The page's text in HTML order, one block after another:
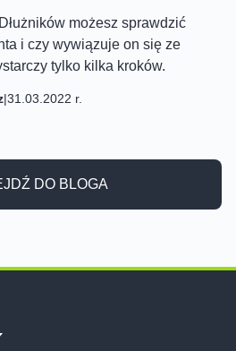
możesz sprawdzić
i czy wywiązuje on się ze
tylko kilka kroków.
|31.03.2022 r.
DO BLOGA